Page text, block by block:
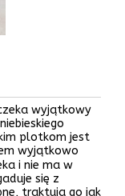
wyjątkowy
plotkom jest
wyjątkowo
i nie ma w
się z
traktują go jak